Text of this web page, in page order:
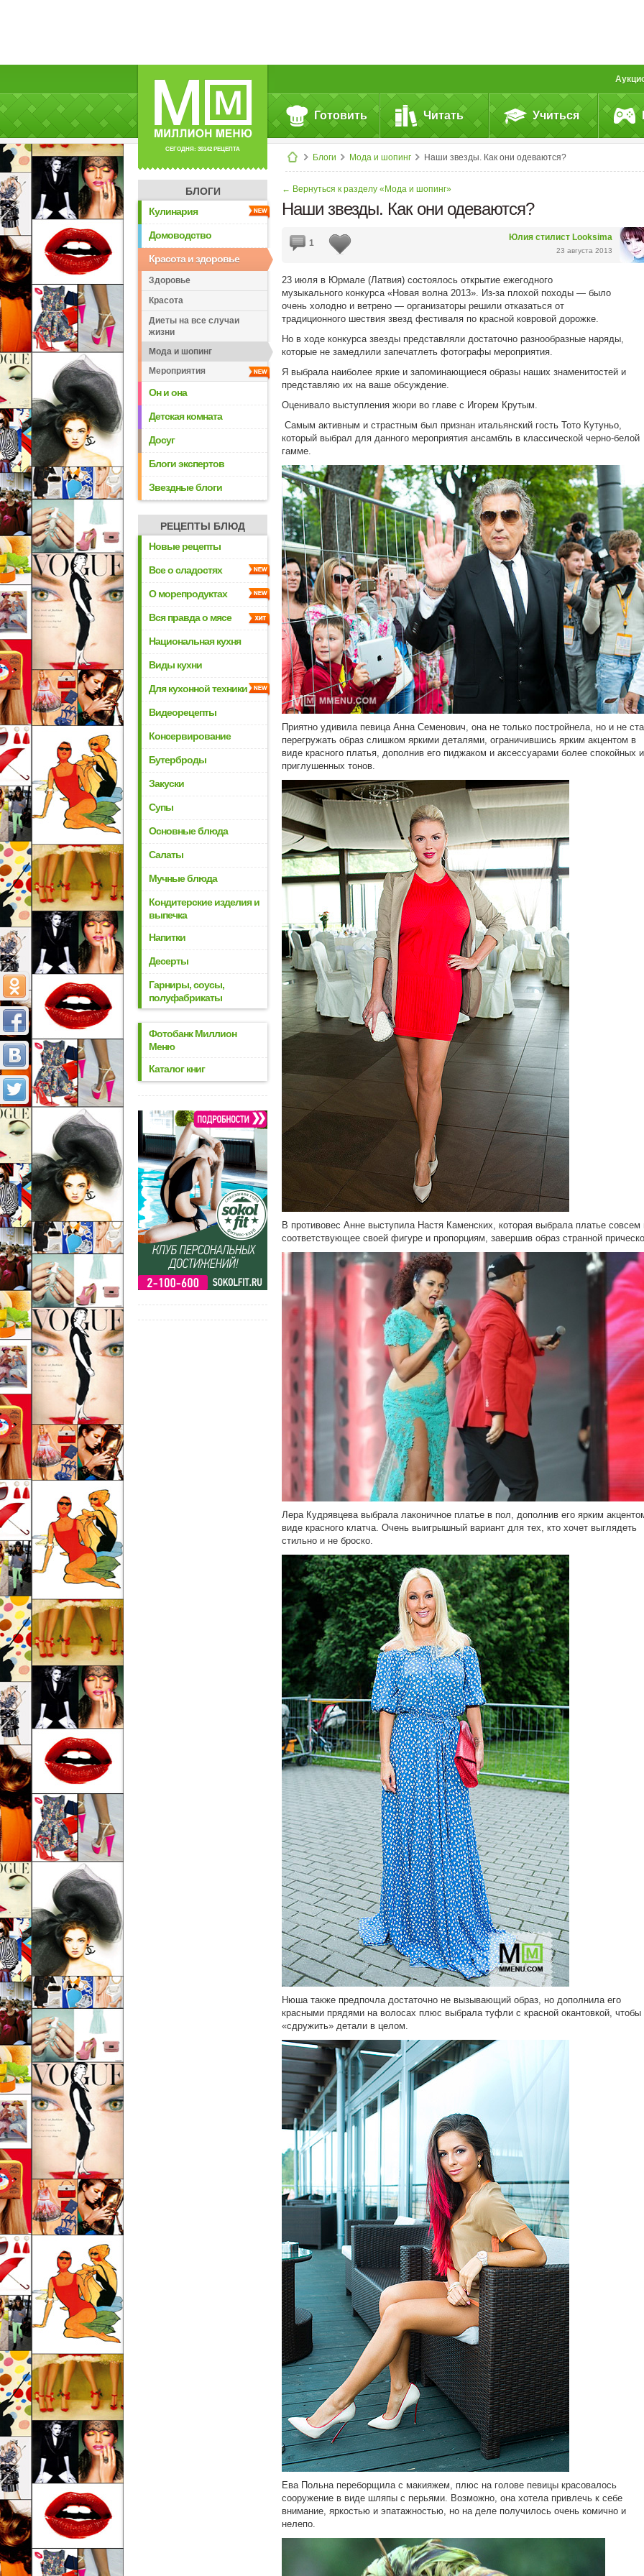
СЕГОДНЯ: 39142 РЕЦЕПТА
Готовить Читать Учиться
Блоги Мода и шопинг Наши звезды. Как они одеваются?
БЛОГИ
Кулинария
Домоводство
Красота и здоровье
Здоровье
Красота
Диеты на все случаи
жизни
Мода и шопинг
Мероприятия
Он и она
Детская комната
Досуг
Блоги экспертов
Звездные блоги
РЕЦЕПТЫ БЛЮД
Новые рецепты
Все о сладостях
О морепродуктах
Вся правда о мясе
Национальная кухня
Виды кухни
Для кухонной техники
Видеорецепты
Консервирование
Бутерброды
Закуски
Супы
Основные блюда
Салаты
Мучные блюда
Кондитерские изделия и
выпечка
Напитки
Десерты
Гарниры, соусы,
полуфабрикаты
Фотобанк Миллион
Меню
Каталог книг
← Вернуться к разделу «Мода и шопинг»
Наши звезды. Как они одеваются?
Юлия cтилист Looksima
23 августа 2013
1
23 июля в Юрмале (Латвия) состоялось открытие ежегодного
музыкального конкурса «Новая волна 2013». Из-за плохой походы — было
очень холодно и ветрено — организаторы решили отказаться от
традиционного шествия звезд фестиваля по красной ковровой дорожке.
Но в ходе конкурса звезды представляли достаточно разнообразные наряды,
которые не замедлили запечатлеть фотографы мероприятия.
Я выбрала наиболее яркие и запоминающиеся образы наших знаменитостей и
представляю их на ваше обсуждение.
Оценивало выступления жюри во главе с Игорем Крутым.
Самым активным и страстным был признан итальянский гость Тото Кутуньо,
который выбрал для данного мероприятия ансамбль в классической черно-белой
гамме.
Приятно удивила певица Анна Семенович, она не только постройнела, но и не
перегружать образ слишком яркими деталями, ограничившись ярким акцентом в
виде красного платья, дополнив его пиджаком и аксессуарами более спокойных и
приглушенных тонов.
В противовес Анне выступила Настя Каменских, которая выбрала платье совсем
соответствующее своей фигуре и пропорциям, завершив образ странной
Лера Кудрявцева выбрала лаконичное платье в пол, дополнив его ярким
виде красного клатча. Очень выигрышный вариант для тех, кто хочет выглядеть
стильно и не броско.
Нюша также предпочла достаточно не вызывающий образ, но дополнила его
красными прядями на волосах плюс выбрала туфли с красной окантовкой, чтобы
«сдружить» детали в целом.
Ева Польна переборщила с макияжем, плюс на голове певицы красовалось
сооружение в виде шляпы с перьями. Возможно, она хотела привлечь к себе
внимание, яркостью и эпатажностью, но на деле получилось очень комично и
нелепо.